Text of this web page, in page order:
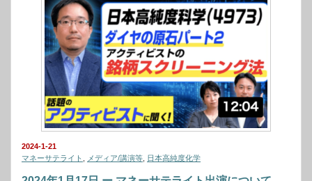
2024-1-21
マネーサテライト
メディア/講演等 日本高純度化学